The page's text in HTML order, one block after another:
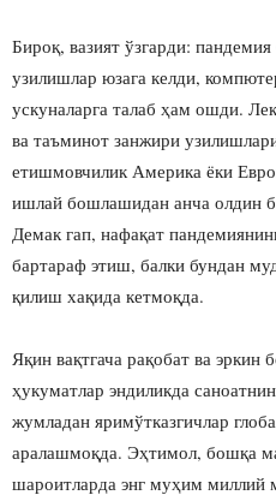
Бироқ, вазият ўзгарди:
узилишлар юзага келди,
ускуналарга талаб ҳам ошди.
ва таъминот занжири
етишмовчилик Америка ёки
ишлай бошлашидан анча олдин
Демак гап, нафақат
бартараф этиш, балки бундан
қилиш хақида кетмоқда.
Яқин вақтгача рақобат ва эркин
ҳукуматлар эндиликда
жумладан яримўтказгичлар
аралашмоқда. Эҳтимол, бошқа
шароитларда энг муҳим миллий